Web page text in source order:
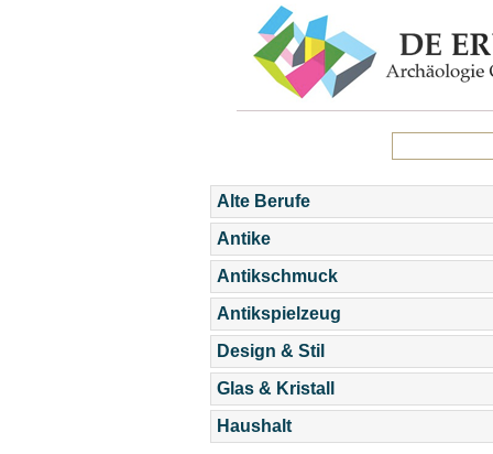
Alte Berufe
Antike
Antikschmuck
Antikspielzeug
Design & Stil
Glas & Kristall
Haushalt